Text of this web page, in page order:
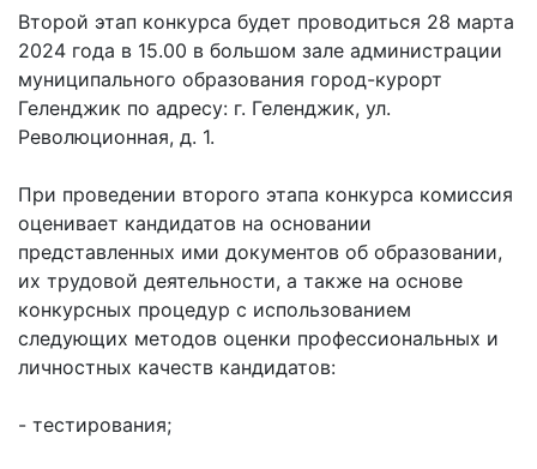
Второй этап конкурса будет проводиться 28 марта
2024 года в 15.00 в большом зале администрации
муниципального образования город-курорт
Геленджик по адресу: г. Геленджик, ул.
Революционная, д. 1.
При проведении второго этапа конкурса комиссия
оценивает кандидатов на основании
представленных ими документов об образовании,
их трудовой деятельности, а также на основе
конкурсных процедур с использованием
следующих методов оценки профессиональных и
личностных качеств кандидатов:
- тестирования;